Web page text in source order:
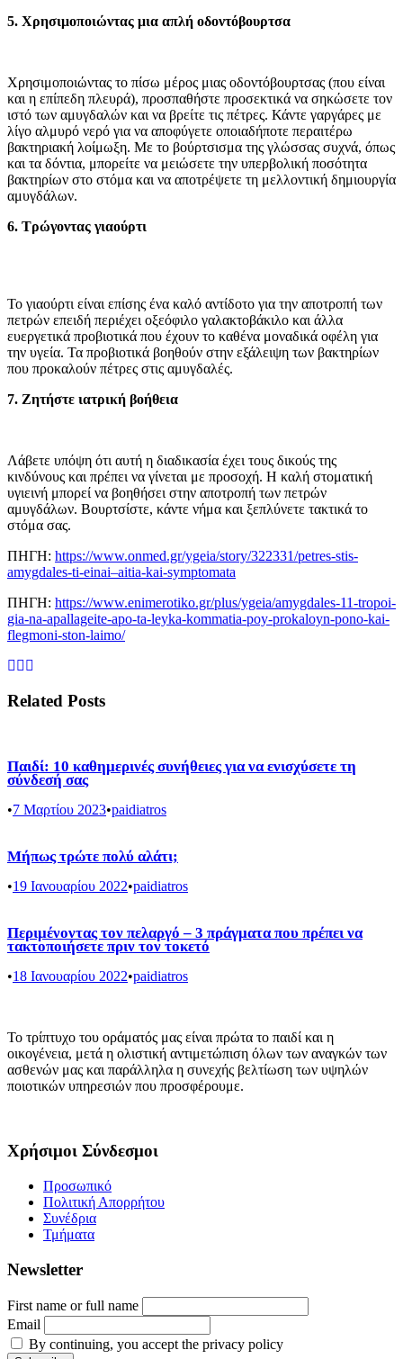
5. Χρησιμοποιώντας μια απλή οδοντόβουρτσα
Χρησιμοποιώντας το πίσω μέρος μιας οδοντόβουρτσας (που είναι
και η επίπεδη πλευρά), προσπαθήστε προσεκτικά να σηκώσετε τον
ιστό των αμυγδαλών και να βρείτε τις πέτρες. Κάντε γαργάρες με
λίγο αλμυρό νερό για να αποφύγετε οποιαδήποτε περαιτέρω
βακτηριακή λοίμωξη. Με το βούρτσισμα της γλώσσας συχνά, όπως
και τα δόντια, μπορείτε να μειώσετε την υπερβολική ποσότητα
βακτηρίων στο στόμα και να αποτρέψετε τη μελλοντική δημιουργία
αμυγδάλων.
6. Τρώγοντας γιαούρτι
Το γιαούρτι είναι επίσης ένα καλό αντίδοτο για την αποτροπή των
πετρών επειδή περιέχει οξεόφιλο γαλακτοβάκιλο και άλλα
ευεργετικά προβιοτικά που έχουν το καθένα μοναδικά οφέλη για
την υγεία. Τα προβιοτικά βοηθούν στην εξάλειψη των βακτηρίων
που προκαλούν πέτρες στις αμυγδαλές.
7. Ζητήστε ιατρική βοήθεια
Λάβετε υπόψη ότι αυτή η διαδικασία έχει τους δικούς της
κινδύνους και πρέπει να γίνεται με προσοχή. Η καλή στοματική
υγιεινή μπορεί να βοηθήσει στην αποτροπή των πετρών
αμυγδάλων. Βουρτσίστε, κάντε νήμα και ξεπλύνετε τακτικά το
στόμα σας.
ΠΗΓΗ: https://www.onmed.gr/ygeia/story/322331/petres-stis-
amygdales-ti-einai–aitia-kai-symptomata
ΠΗΓΗ: https://www.enimerotiko.gr/plus/ygeia/amygdales-11-tropoi-
gia-na-apallageite-apo-ta-leyka-kommatia-poy-prokaloyn-pono-kai-
flegmoni-ston-laimo/
Related Posts
Παιδί: 10 καθημερινές συνήθειες για να ενισχύσετε τη
σύνδεσή σας
•7 Μαρτίου 2023•paidiatros
Μήπως τρώτε πολύ αλάτι;
•19 Ιανουαρίου 2022•paidiatros
Περιμένοντας τον πελαργό – 3 πράγματα που πρέπει να
τακτοποιήσετε πριν τον τοκετό
•18 Ιανουαρίου 2022•paidiatros
Το τρίπτυχο του οράματός μας είναι πρώτα το παιδί και η
οικογένεια, μετά η ολιστική αντιμετώπιση όλων των αναγκών των
ασθενών μας και παράλληλα η συνεχής βελτίωση των υψηλών
ποιοτικών υπηρεσιών που προσφέρουμε.
Χρήσιμοι Σύνδεσμοι
Προσωπικό
Πολιτική Απορρήτου
Συνέδρια
Τμήματα
Newsletter
First name or full name
Email
By continuing, you accept the privacy policy